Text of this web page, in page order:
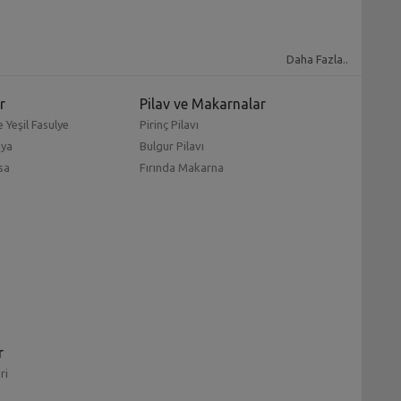
Daha Fazla..
Yeşil Fasulye
Pilav ve Makarnalar
Pirinç Pilavı
Bulgur Pilavı
Fırında Makarna